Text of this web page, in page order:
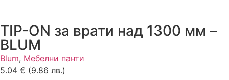
TIP-ON за врати над 1300 мм –
BLUM
Blum, Мебелни панти
5.04 € (9.86 лв.)